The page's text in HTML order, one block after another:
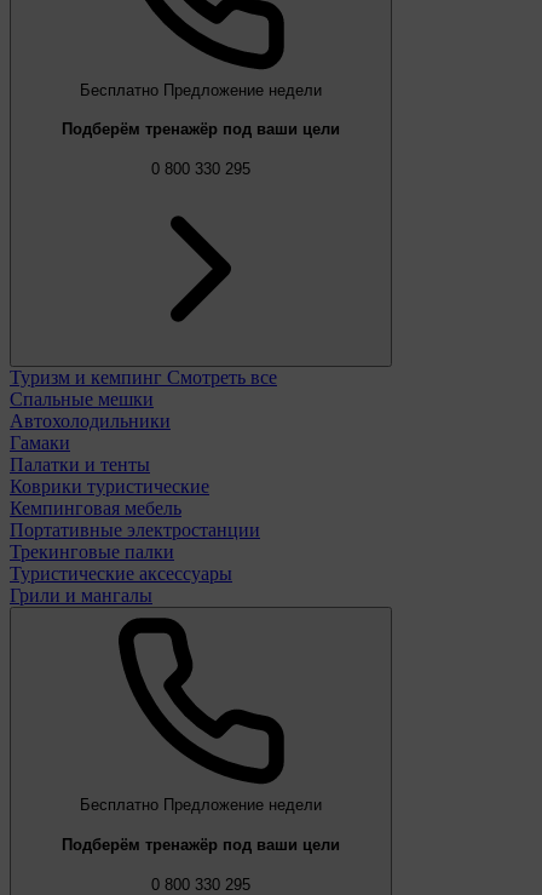
Бесплатно Предложение недели
Подберём тренажёр под ваши цели
0 800 330 295
Туризм и кемпинг Смотреть все
Спальные мешки
Автохолодильники
Гамаки
Палатки и тенты
Коврики туристические
Кемпинговая мебель
Портативные электростанции
Трекинговые палки
Туристические аксессуары
Грили и мангалы
Бесплатно Предложение недели
Подберём тренажёр под ваши цели
0 800 330 295